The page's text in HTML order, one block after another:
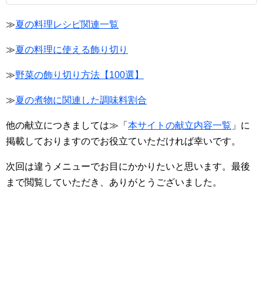
≫夏の料理レシピ関連一覧
≫夏の料理に使える飾り切り
≫野菜の飾り切り方法【100選】
≫夏の煮物に関連した調味料割合
他の献立につきましては≫「 本サイトの献立内容一覧 」に
掲載しておりますのでお役立ていただければ幸いです。
次回は違うメニューでお目にかかりたいと思います。最後
まで閲覧していただき、ありがとうございました。